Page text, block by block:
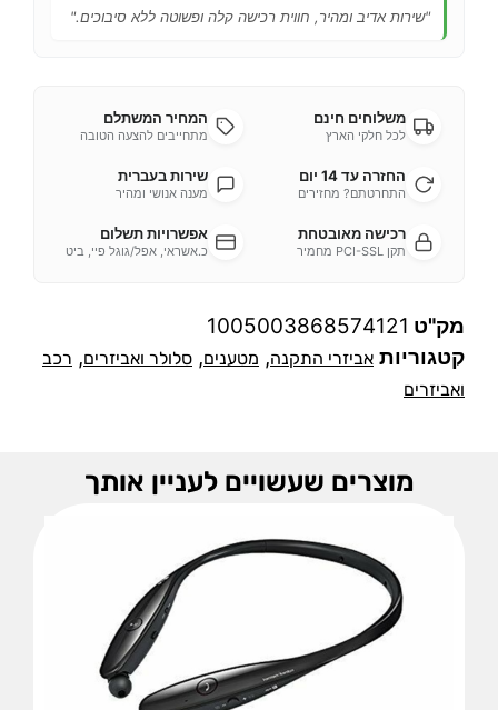
"שירות אדיב ומהיר, חווית רכישה קלה ופשוטה ללא סיבוכים."
משלוחים חינם
לכל חלקי הארץ
המחיר המשתלם
מתחייבים להצעה הטובה
החזרה עד 14 יום
התחרטתם? מחזירים
שירות בעברית
מענה אנושי ומהיר
רכישה מאובטחת
תקן PCI-SSL מחמיר
אפשרויות תשלום
כ.אשראי, אפל/גוגל פיי, ביט
מק"ט 1005003868574121
קטגוריות אביזרי התקנה, מטענים, סלולר ואביזרים, רכב
ואביזרים
מוצרים שעשויים לעניין אותך